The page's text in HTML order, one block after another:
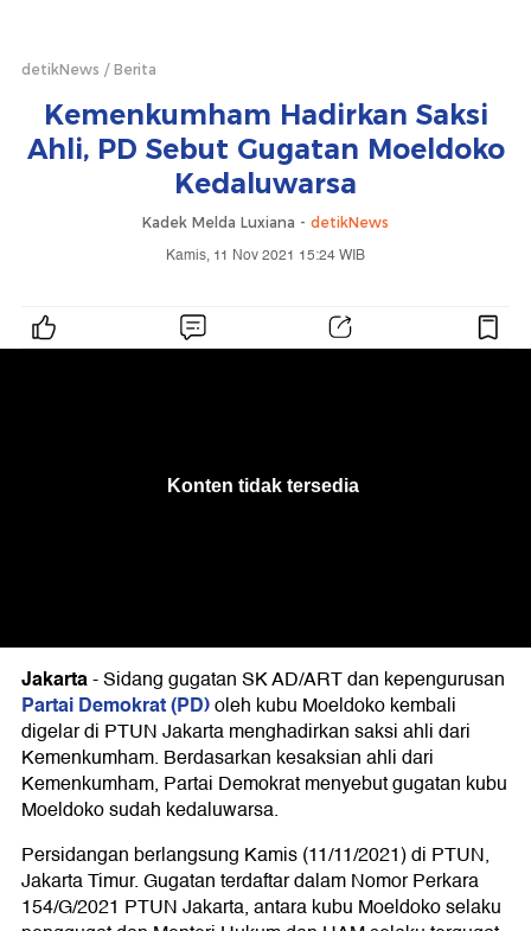
detikNews Berita
Kemenkumham Hadirkan Saksi
Ahli, PD Sebut Gugatan Moeldoko
Kedaluwarsa
Kadek Melda Luxiana - detikNews
Kamis, 11 Nov 2021 15:24 WIB
Jakarta-Sidang gugatan SK AD/ART dan kepengurusan
Partai Demokrat (PD)oleh kubu Moeldoko kembali
digelar di PTUN Jakarta menghadirkan saksi ahli dari
Kemenkumham. Berdasarkan kesaksian ahli dari
Kemenkumham, Partai Demokrat menyebut gugatan kubu
Moeldoko sudah kedaluwarsa.
Persidangan berlangsung Kamis (11/11/2021) di PTUN,
Jakarta Timur. Gugatan terdaftar dalam Nomor Perkara
154/G/2021 PTUN Jakarta, antara kubu Moeldoko selaku